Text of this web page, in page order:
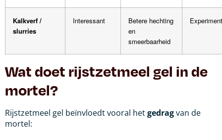
Kalkverf /
slurries
Interessant
Betere hechting
en
smeerbaarheid
Wat doet rijstzetmeel gel in de
mortel?
Rijstzetmeel gel beïnvloedt vooral hetgedragvan de
mortel: